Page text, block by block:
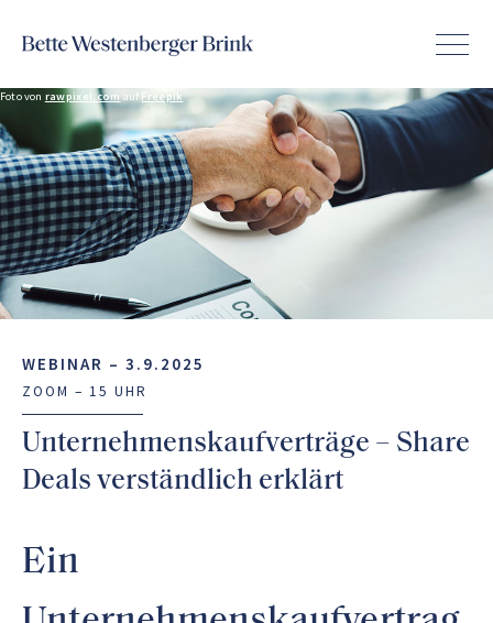
Foto von rawpixel.comaufFreepik
WEBINAR – 3.9.2025
ZOOM – 15 UHR
Unternehmenskaufverträge – Share
Deals verständlich erklärt
Ein